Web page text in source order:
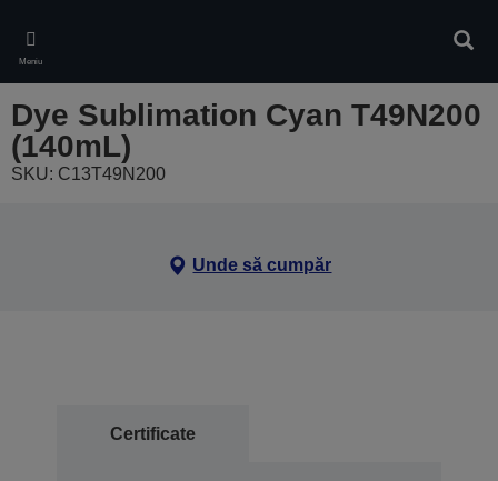
main
content
Meniu
Dye Sublimation Cyan T49N200
(140mL)
SKU: C13T49N200
Unde să cumpăr
Certificate